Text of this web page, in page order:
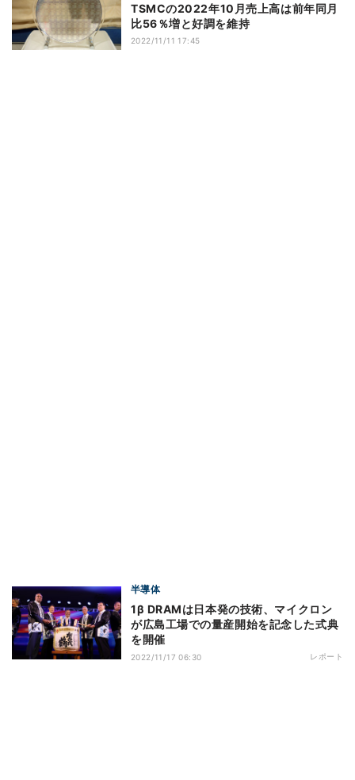
TSMCの2022年10月売上高は前年同月
比56％増と好調を維持
2022/11/11 17:45
半導体
1β DRAMは日本発の技術、マイクロン
が広島工場での量産開始を記念した式典
を開催
2022/11/17 06:30 レポート